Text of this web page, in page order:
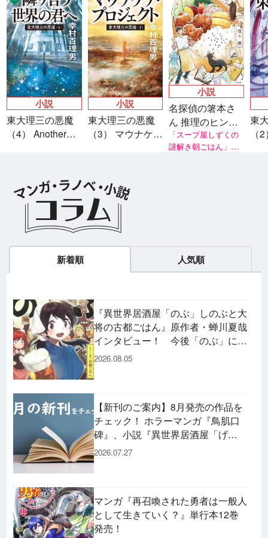
小説
東大理三の悪魔
（4） Another
小説
東大理三の悪魔
（3） マウナケ
小説
名探偵の箸本さ
ん 推理のヒント
は夫のお弁当
「スープ屋しずくの
謎解き朝ごはん」シ
東
（
新着順 人気順
『異世界居酒屋「のぶ」しのぶと大
将の古都ごはん』原作者・蝉川夏哉
インタビュー！ 今後「のぶ」に登
場するメニューは……!?
2026.08.05
【新刊のご案内】8月発売の作品を
チェック！ ホラーマンガ『鳥肌口
碑』、小説『異世界居酒屋「げ
ん」』、文庫『カエル男 完結編』
などずらり！
2026.07.27
マンガ『再召喚された勇者は一般人
として生きていく？』単行本12巻
発売！